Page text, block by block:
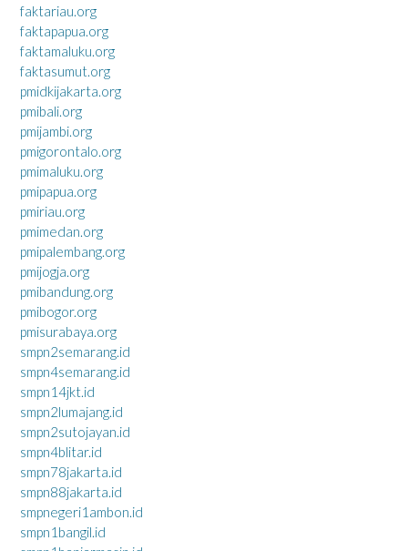
faktariau.org
faktapapua.org
faktamaluku.org
faktasumut.org
pmidkijakarta.org
pmibali.org
pmijambi.org
pmigorontalo.org
pmimaluku.org
pmipapua.org
pmiriau.org
pmimedan.org
pmipalembang.org
pmijogja.org
pmibandung.org
pmibogor.org
pmisurabaya.org
smpn2semarang.id
smpn4semarang.id
smpn14jkt.id
smpn2lumajang.id
smpn2sutojayan.id
smpn4blitar.id
smpn78jakarta.id
smpn88jakarta.id
smpnegeri1ambon.id
smpn1bangil.id